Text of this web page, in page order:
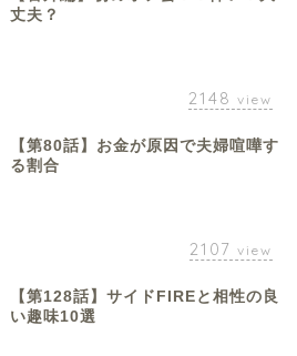
丈夫？
2148 view
【第80話】お金が原因で夫婦喧嘩す
る割合
2107 view
【第128話】サイドFIREと相性の良
い趣味10選